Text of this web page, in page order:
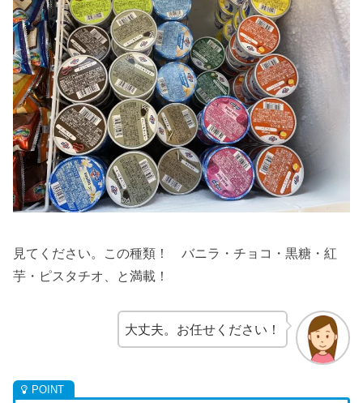
見てください。この種類！ バニラ・チョコ・黒糖・紅
芋・ピスタチオ、と満載！
大丈夫。お任せください！